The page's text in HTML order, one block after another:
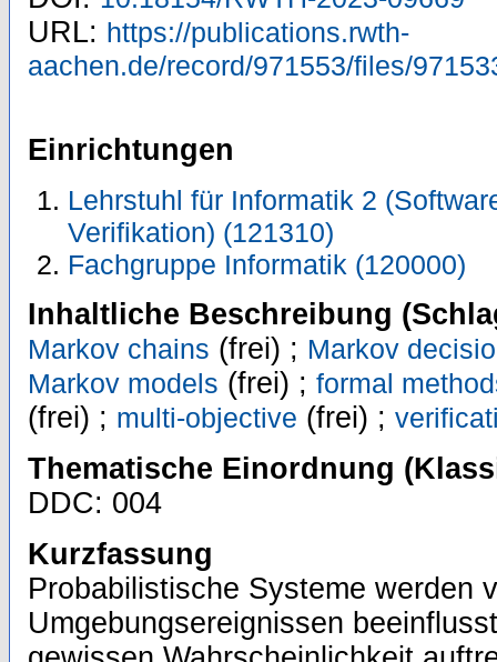
URL: https://publications.rwth-
aachen.de/record/971553/files/
Einrichtungen
Lehrstuhl für Informatik 2
Verifikation) (121310)
Fachgruppe Informatik (120000)
Inhaltliche Beschreibung
Markov chains (frei) ; Markov
Markov models (frei) ; formal
(frei) ; multi-objective (frei) ;
Thematische Einordnung
DDC: 004
Kurzfassung
Probabilistische Systeme werden
Umgebungsereignissen